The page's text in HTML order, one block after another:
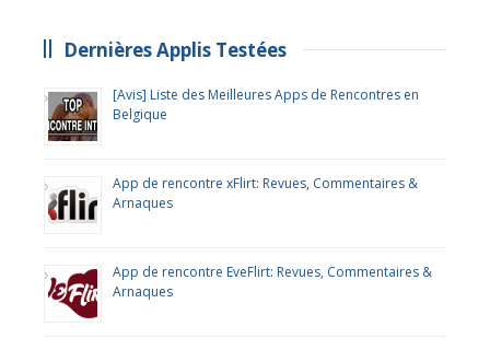
Dernières Applis Testées
[Avis] Liste des Meilleures Apps de Rencontres en
Belgique
App de rencontre xFlirt: Revues, Commentaires &
Arnaques
App de rencontre EveFlirt: Revues, Commentaires &
Arnaques